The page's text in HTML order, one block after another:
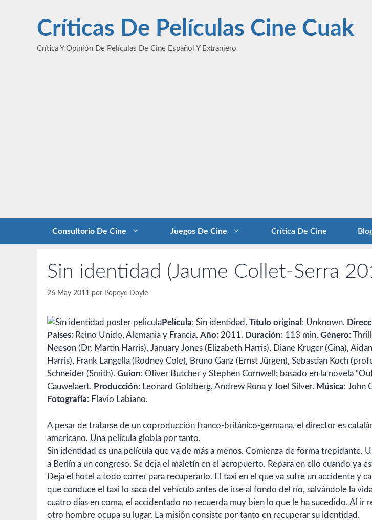
contenidoCríticas De Películas Cine Cuak
Crítica Y Opinión De Películas De Cine Español Y Extranjero
Consultorio De Cine Juegos De Cine Crítica De Cine
Sin identidad (Jaume Collet-Serra
26 May 2011 por Popeye Doyle
Película: Sin identidad. Título original : Unknown.
Países: Reino Unido, Alemania y Francia. Año: 2011. Duración: 113 min. Género:
Neeson (Dr. Martin Harris), January Jones (Elizabeth Harris), Diane Kruger (Gina),
Harris), Frank Langella (Rodney Cole), Bruno Ganz (Ernst Jürgen), Sebastian Koch
Schneider (Smith). Guion: Oliver Butcher y Stephen Cornwell; basado en la novela
Cauwelaert. Producción: Leonard Goldberg, Andrew Rona y Joel Silver. Música: John
Fotografía: Flavio Labiano.
A pesar de tratarse de un coproducción franco-británico-germana, el director es
americano. Una película globla por tanto.
Sin identidad es una película que va de más a menos. Comienza de forma trepidante.
a Berlín a un congreso. Se deja el maletín en el aeropuerto. Repara en ello cuando ya
Deja el hotel a todo correr para recuperarlo. El taxi en el que va sufre un accidente y
que conduce el taxi lo saca del vehículo antes de irse al fondo del río, salvándole la
cuatro días en coma, el accidentado no recuerda muy bien lo que le ha sucedido. Al ir
otro hombre ocupa su lugar. La misión consiste por tanto en recuperar su identidad.